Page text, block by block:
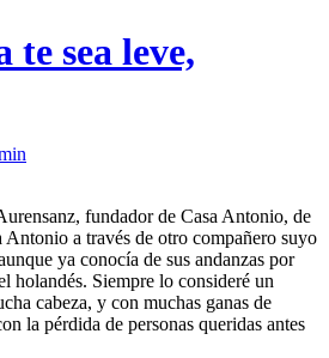
sea leve,
fundador de Casa Antonio, de
a través de otro compañero suyo
ya conocía de sus andanzas por
holandés. Siempre lo consideré un
cabeza, y con muchas ganas de
la pérdida de personas queridas antes